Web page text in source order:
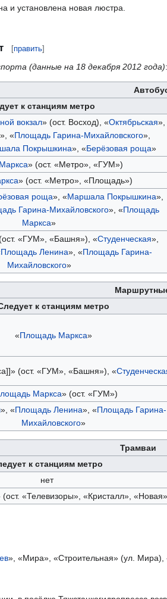
и установлена новая люстра.
[править]
(данные на 18 декабря 2012 года):
к станциям метро
вокзал» (ост. Восход), «Октябрьская»,
», «Площадь Гарина-Михайловского»,
Покрышкина», «Берёзовая роща»
» (ост. «Метро», «ГУМ»)
» (ост. «Метро», «Площадь»)
роща», «Маршала Покрышкина»,
Гарина-Михайловского», «Площадь
Маркса»
«ГУМ», «Башня»), «Студенческая»,
Площадь Ленина», «Площадь Гарина-
Михайловского»
к станциям метро
«Площадь Маркса»
(ост. «ГУМ», «Башня»), «
Маркса» (ост. «ГУМ»)
», «Площадь Ленина», «Площадь Гарина-
Михайловского»
Трамваи
к станциям метро
нет
(ост. «Телевизоры», «Кристалл»,
», «Мира», «Строительная» (ул.